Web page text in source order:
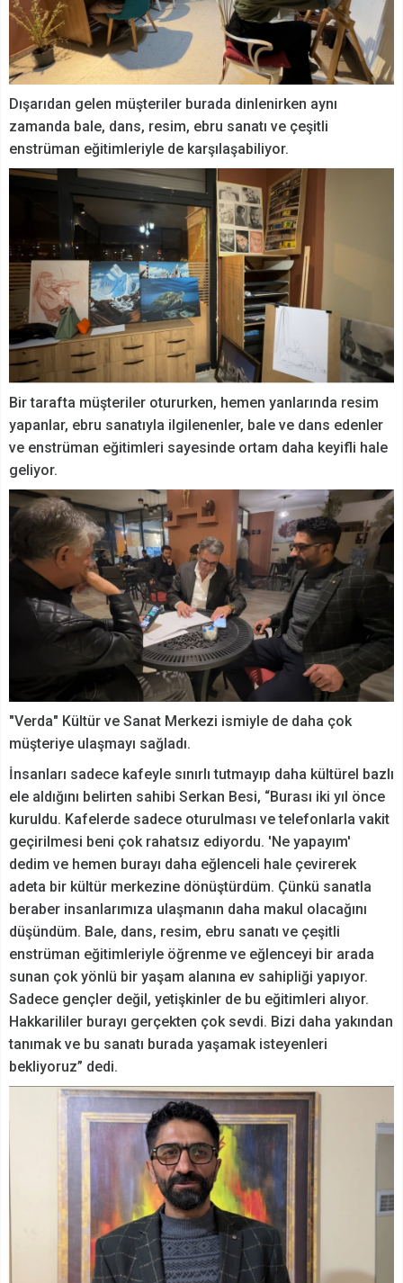
Dışarıdan gelen müşteriler burada dinlenirken aynı
zamanda bale, dans, resim, ebru sanatı ve çeşitli
enstrüman eğitimleriyle de karşılaşabiliyor.
Bir tarafta müşteriler otururken, hemen yanlarında resim
yapanlar, ebru sanatıyla ilgilenenler, bale ve dans edenler
ve enstrüman eğitimleri sayesinde ortam daha keyifli hale
geliyor.
"Verda" Kültür ve Sanat Merkezi ismiyle de daha çok
müşteriye ulaşmayı sağladı.
İnsanları sadece kafeyle sınırlı tutmayıp daha kültürel bazlı
ele aldığını belirten sahibi Serkan Besi, “Burası iki yıl önce
kuruldu. Kafelerde sadece oturulması ve telefonlarla vakit
geçirilmesi beni çok rahatsız ediyordu. 'Ne yapayım'
dedim ve hemen burayı daha eğlenceli hale çevirerek
adeta bir kültür merkezine dönüştürdüm. Çünkü sanatla
beraber insanlarımıza ulaşmanın daha makul olacağını
düşündüm. Bale, dans, resim, ebru sanatı ve çeşitli
enstrüman eğitimleriyle öğrenme ve eğlenceyi bir arada
sunan çok yönlü bir yaşam alanına ev sahipliği yapıyor.
Sadece gençler değil, yetişkinler de bu eğitimleri alıyor.
Hakkarililer burayı gerçekten çok sevdi. Bizi daha yakından
tanımak ve bu sanatı burada yaşamak isteyenleri
bekliyoruz” dedi.